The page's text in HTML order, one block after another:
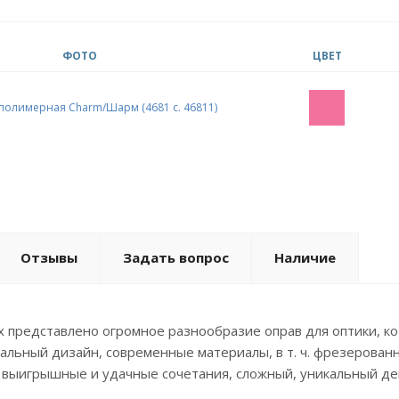
ФОТО ЦВЕТ
Отзывы Задать вопрос Наличие
представлено огромное разнообразие оправ для оптики,
дизайн, современные материалы, в т. ч.
и удачные сочетания, сложный, уникальный